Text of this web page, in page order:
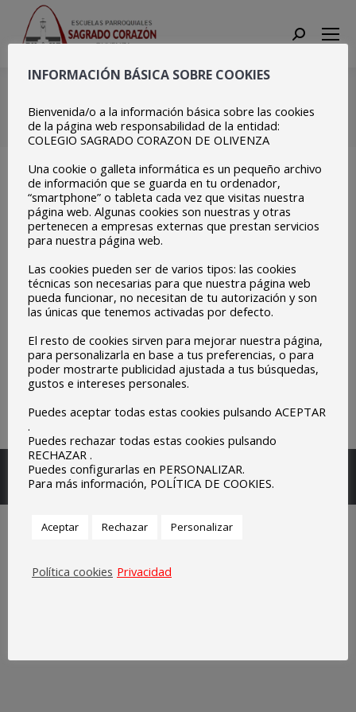
Search:
Estás aquí:
Inicio Charla Ucrania (9)
Escuelas Parroquiales Sagrado Corazón de Olivenza.
Legal
INFORMACIÓN BÁSICA SOBRE COOKIES
Bienvenida/o a la información básica sobre las cookies
de la página web responsabilidad de la entidad:
COLEGIO SAGRADO CORAZON DE OLIVENZA
Una cookie o galleta informática es un pequeño archivo
de información que se guarda en tu ordenador,
“smartphone” o tableta cada vez que visitas nuestra
página web. Algunas cookies son nuestras y otras
pertenecen a empresas externas que prestan servicios
para nuestra página web.
Las cookies pueden ser de varios tipos: las cookies
técnicas son necesarias para que nuestra página web
pueda funcionar, no necesitan de tu autorización y son
las únicas que tenemos activadas por defecto.
El resto de cookies sirven para mejorar nuestra página,
para personalizarla en base a tus preferencias, o para
poder mostrarte publicidad ajustada a tus búsquedas,
gustos e intereses personales.
Puedes aceptar todas estas cookies pulsando ACEPTAR
.
Puedes rechazar todas estas cookies pulsando
RECHAZAR .
Puedes configurarlas en PERSONALIZAR.
Para más información, POLÍTICA DE COOKIES.
Aceptar Rechazar Personalizar
Política cookies Privacidad